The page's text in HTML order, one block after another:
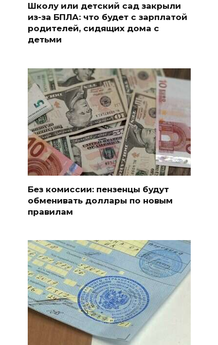
Школу или детский сад закрыли
из-за БПЛА: что будет с зарплатой
родителей, сидящих дома с
детьми
Без комиссии: пензенцы будут
обменивать доллары по новым
правилам